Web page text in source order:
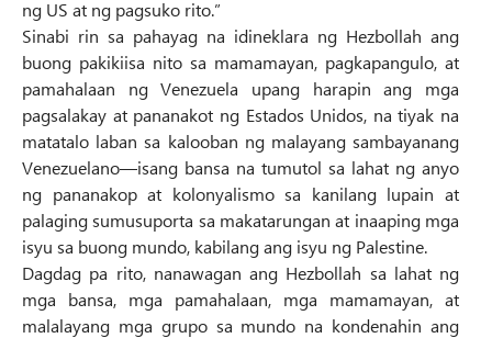
ng US at ng pagsuko rito.”
Sinabi rin sa pahayag na idineklara ng Hezbollah ang
buong pakikiisa nito sa mamamayan, pagkapangulo, at
pamahalaan ng Venezuela upang harapin ang mga
pagsalakay at pananakot ng Estados Unidos, na tiyak na
matatalo laban sa kalooban ng malayang sambayanang
Venezuelano—isang bansa na tumutol sa lahat ng anyo
ng pananakop at kolonyalismo sa kanilang lupain at
palaging sumusuporta sa makatarungan at inaaping mga
isyu sa buong mundo, kabilang ang isyu ng Palestine.
Dagdag pa rito, nanawagan ang Hezbollah sa lahat ng
mga bansa, mga pamahalaan, mga mamamayan, at
malalayang mga grupo sa mundo na kondenahin ang